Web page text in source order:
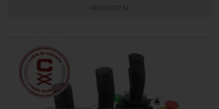
RB100037.AL